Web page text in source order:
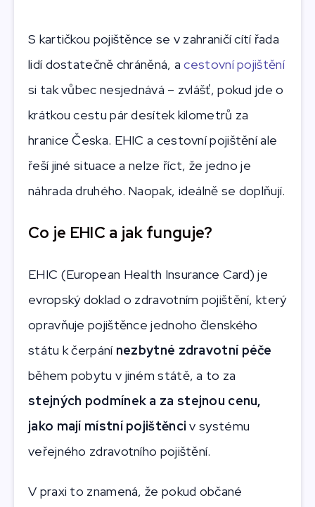
S kartičkou pojištěnce se v zahraničí cítí řada
lidí dostatečně chráněná, acestovní pojištění
si tak vůbec nesjednává – zvlášť, pokud jde o
krátkou cestu pár desítek kilometrů za
hranice Česka. EHIC a cestovní pojištění ale
řeší jiné situace a nelze říct, že jedno je
náhrada druhého. Naopak, ideálně se doplňují.
Co je EHIC a jak funguje?
EHIC (European Health Insurance Card) je
evropský doklad o zdravotním pojištění, který
opravňuje pojištěnce jednoho členského
státu k čerpání nezbytné zdravotní péče
během pobytu v jiném státě, a to za
stejných podmínek a za stejnou cenu,
jako mají místní pojištěnciv systému
veřejného zdravotního pojištění.
V praxi to znamená, že pokud občané